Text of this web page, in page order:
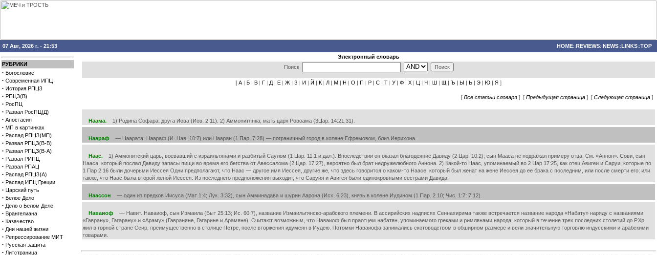
07 Авг, 2026 г. - 21:53 HOME::REVIEWS::NEWS::LINKS::TOP
РУБРИКИ
· Богословие
· Современная ИПЦ
· История РПЦЗ
· РПЦЗ(В)
· РосПЦ
· Развал РосПЦ(Д)
· Апостасия
· МП в картинках
· Распад РПЦЗ(МП)
· Развал РПЦЗ(В-В)
· Развал РПЦЗ(В-А)
· Развал РИПЦ
· Развал РПАЦ
· Распад РПЦЗ(А)
· Распад ИПЦ Греции
· Царский путь
· Белое Дело
· Дело о Белом Деле
· Врангелиана
· Казачество
· Дни нашей жизни
· Репрессирование МИТ
· Русская защита
· Литстраница
Электронный словарь
Поиск
[ А | Б | В | Г | Д | Е | Ж | З | И | Й | К | Л | М | Н | О | П | Р | С | Т | У | Ф | Х | Ц | Ч | Ш | Щ | Ъ | Ы | Ь | Э | Ю | Я ]
[ Все статьи словаря ] [ Предыдущая страница ] [ Следующая страница ]
Наама. 1) Родина Софара. друга Иова (Иов. 2:11). 2) Аммонитянка, мать царя Ровоама (3Цар. 14:21,31).
Наараф — Наарата. Наараф (И. Нав. 10:7) или Нааран (1 Пар. 7:28) — пограничный город в колене Ефремовом, близ Иерихона.
Наас. 1) Аммонитский царь, воевавший с израильтянами и разбитый Саулом (1 Цар. 11:1 и дал.). Впоследствии он оказал благодеяние Давиду (2 Цар. 10:2); сын Мааса не подражал примеру отца. См. «Аннон». Сови, сын
Нааса, который послал Давиду запасы пищи во время его бегства от Авессалома (2 Цар. 17:27), вероятно был брат недружелюбного Аннона. 2) Какой-то Наас, упоминаемый во 2 Цар 17:25, как отец Авигеи и Саруи, которые по
1 Пар 2:16 были дочерьми Иессея Одни предполагают, что Наас — другое имя Иессея, другие же, что здесь говорится о каком-то Наасе, который был женат на жене Иессея до ее брака с последним, или после смерти его; или
также, что Наас была второй женой Иессея. Из последнего предположения выходит, что Саруия и Авигея были единокровными сестрами Давида.
Наассон — один из предков Иисуса (Мат 1:4; Лук. 3:32), сын Амминадава и шурин Аарона (Исх. 6:23), князь в колене Иудином (1 Пар. 2.10; Чис. 1:7; 7:12).
Наваиоф — Навит. Наваиоф, сын Измаила (Быт 25:13; Ис. 60:7), название Измаильтянско-арабского племени. В ассирийских надписях Сеннахирима также встречается название народа «Набату» наряду с названиями
«Гаврану», Гагарану» и «Араму» (Гавраняне, Гагарине и Арамяне). Считают возможным, что Наваиоф был праотцем набатян, упоминаемого греками и римлянами народа, который в течение трех последних столетий до Р.Хр.
жил в горной стране Сеир, преимущественно в столице Петре, после вторжения идумеян в Иудею. Потомки Наваиофа занимались скотоводством в обширном размере и вели значительную торговлю индусскими и арабскими
товарами.